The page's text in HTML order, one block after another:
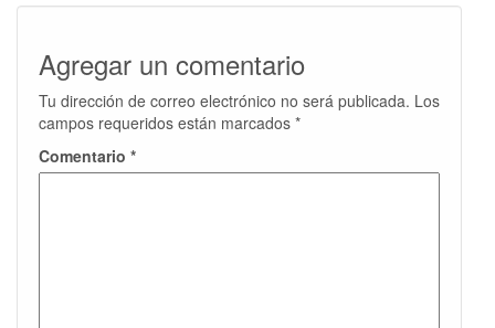
Agregar un comentario
Tu dirección de correo electrónico no será publicada. Los
campos requeridos están marcados *
Comentario *